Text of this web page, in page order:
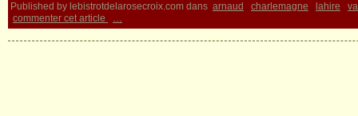
Published by lebistrotdelarosecroix.com dans arnaud charlemagne lahire
commenter cet article
…